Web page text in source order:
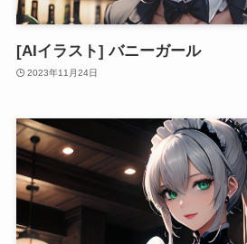
[AIイラスト] バニーガール
2023年11月24日